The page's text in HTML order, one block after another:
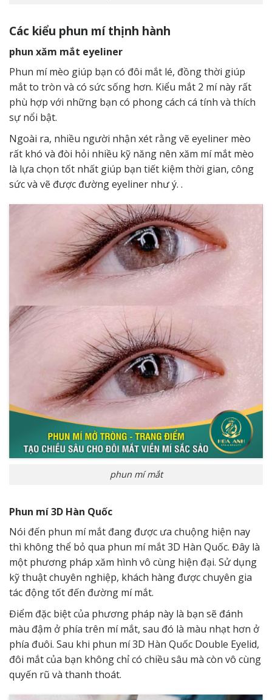
Các kiểu phun mí thịnh hành
phun xăm mắt eyeliner
Phun mí mèo giúp bạn có đôi mắt lé, đồng thời giúp
mắt to tròn và có sức sống hơn. Kiểu mắt 2 mí này rất
phù hợp với những bạn có phong cách cá tính và thích
sự nổi bật.
Ngoài ra, nhiều người nhận xét rằng vẽ eyeliner mèo
rất khó và đòi hỏi nhiều kỹ năng nên xăm mí mắt mèo
là lựa chọn tốt nhất giúp bạn tiết kiệm thời gian, công
sức và vẽ được đường eyeliner như ý. .
phun mí mắt
Phun mí 3D Hàn Quốc
Nói đến phun mí mắt đang được ưa chuộng hiện nay
thì không thể bỏ qua phun mí mắt 3D Hàn Quốc. Đây là
một phương pháp xăm hình vô cùng hiện đại. Sử dụng
kỹ thuật chuyên nghiệp, khách hàng được chuyên gia
tác động tốt đến đường mí mắt.
Điểm đặc biệt của phương pháp này là bạn sẽ đánh
màu đậm ở phía trên mí mắt, sau đó là màu nhạt hơn ở
phía đuôi. Sau khi phun mí 3D Hàn Quốc Double Eyelid,
đôi mắt của bạn không chỉ có chiều sâu mà còn vô cùng
quyến rũ và thanh thoát.